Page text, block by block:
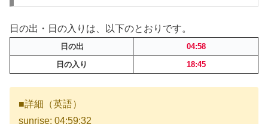
日の出・日の入りは、以下のとおりです。
日の出
04:58
日の入り
18:45
■詳細（英語）
sunrise: 04:59:32